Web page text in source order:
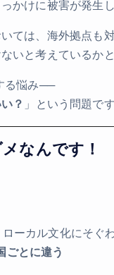
かけに被害が発生
ては、海外拠点も
いと考えているかと
る悩み──
？ 」という問題です
なんです！
ーカル文化にそぐ
ごとに違う